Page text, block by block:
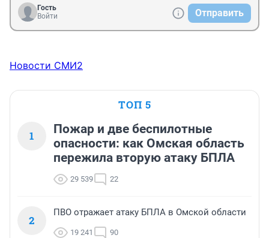
Гость
Войти
Отправить
Новости СМИ2
ТОП 5
1
Пожар и две беспилотные
опасности: как Омская область
пережила вторую атаку БПЛА
29 539 22
2
ПВО отражает атаку БПЛА в Омской области
19 241 90